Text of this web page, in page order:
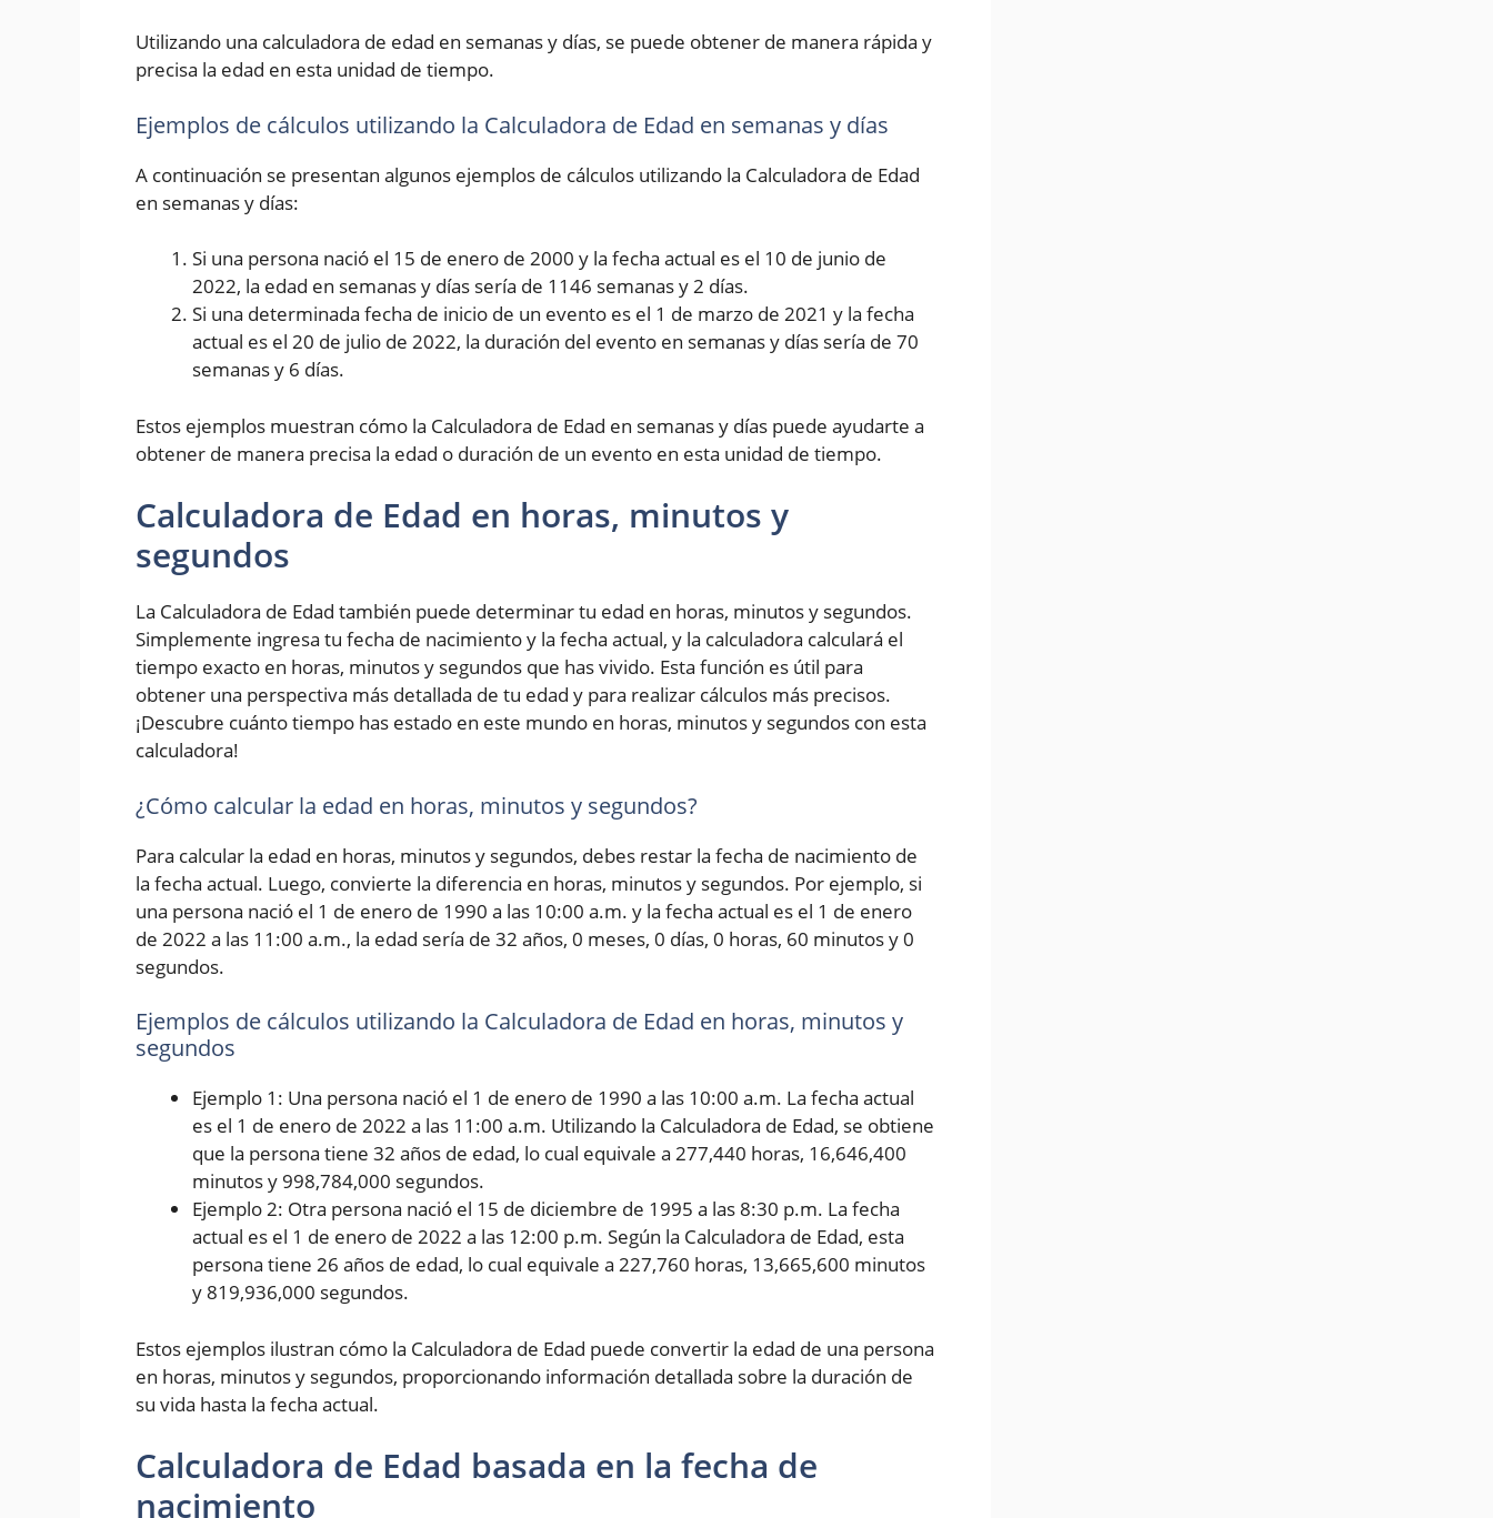
Utilizando una calculadora de edad en semanas y días, se puede obtener de manera rápida y
precisa la edad en esta unidad de tiempo.
Ejemplos de cálculos utilizando la Calculadora de Edad en semanas y días
A continuación se presentan algunos ejemplos de cálculos utilizando la Calculadora de Edad
en semanas y días:
Si una persona nació el 15 de enero de 2000 y la fecha actual es el 10 de junio de
2022, la edad en semanas y días sería de 1146 semanas y 2 días.
Si una determinada fecha de inicio de un evento es el 1 de marzo de 2021 y la fecha
actual es el 20 de julio de 2022, la duración del evento en semanas y días sería de 70
semanas y 6 días.
Estos ejemplos muestran cómo la Calculadora de Edad en semanas y días puede ayudarte a
obtener de manera precisa la edad o duración de un evento en esta unidad de tiempo.
Calculadora de Edad en horas, minutos y
segundos
La Calculadora de Edad también puede determinar tu edad en horas, minutos y segundos.
Simplemente ingresa tu fecha de nacimiento y la fecha actual, y la calculadora calculará el
tiempo exacto en horas, minutos y segundos que has vivido. Esta función es útil para
obtener una perspectiva más detallada de tu edad y para realizar cálculos más precisos.
¡Descubre cuánto tiempo has estado en este mundo en horas, minutos y segundos con esta
calculadora!
¿Cómo calcular la edad en horas, minutos y segundos?
Para calcular la edad en horas, minutos y segundos, debes restar la fecha de nacimiento de
la fecha actual. Luego, convierte la diferencia en horas, minutos y segundos. Por ejemplo, si
una persona nació el 1 de enero de 1990 a las 10:00 a.m. y la fecha actual es el 1 de enero
de 2022 a las 11:00 a.m., la edad sería de 32 años, 0 meses, 0 días, 0 horas, 60 minutos y 0
segundos.
Ejemplos de cálculos utilizando la Calculadora de Edad en horas, minutos y
segundos
Ejemplo 1: Una persona nació el 1 de enero de 1990 a las 10:00 a.m. La fecha actual
es el 1 de enero de 2022 a las 11:00 a.m. Utilizando la Calculadora de Edad, se obtiene
que la persona tiene 32 años de edad, lo cual equivale a 277,440 horas, 16,646,400
minutos y 998,784,000 segundos.
Ejemplo 2: Otra persona nació el 15 de diciembre de 1995 a las 8:30 p.m. La fecha
actual es el 1 de enero de 2022 a las 12:00 p.m. Según la Calculadora de Edad, esta
persona tiene 26 años de edad, lo cual equivale a 227,760 horas, 13,665,600 minutos
y 819,936,000 segundos.
Estos ejemplos ilustran cómo la Calculadora de Edad puede convertir la edad de una persona
en horas, minutos y segundos, proporcionando información detallada sobre la duración de
su vida hasta la fecha actual.
Calculadora de Edad basada en la fecha de
nacimiento